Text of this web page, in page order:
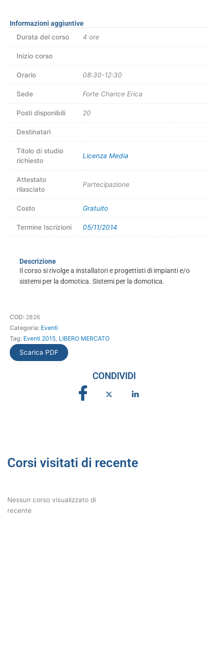
Informazioni aggiuntive
Durata del corso
4 ore
Inizio corso
Orario 08:30-12:30
Sede Forte Chance Erica
Posti disponibili 20
Destinatari
Titolo di studio
richiesto
Licenza Media
Attestato
rilasciato
Partecipazione
Costo Gratuito
Termine Iscrizioni 05/11/2014
Descrizione
Il corso si rivolge a installatori e progettisti di impianti e/o
sistemi per la domotica. Sistemi per la domotica.
COD: 2826
Categoria: Eventi
Tag: Eventi 2015, LIBERO MERCATO
Scarica PDF
CONDIVIDI
Corsi visitati di recente
Nessun corso visualizzato di
recente